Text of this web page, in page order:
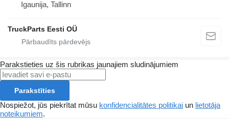
Igaunija, Tallinn
TruckParts Eesti OÜ
Parakstieties uz šis rubrikas jaunajiem sludinājumiem
Parakstīties
Nospiežot, jūs piekrītat mūsu konfidencialitātes politikai un lietotāja
noteikumiem.